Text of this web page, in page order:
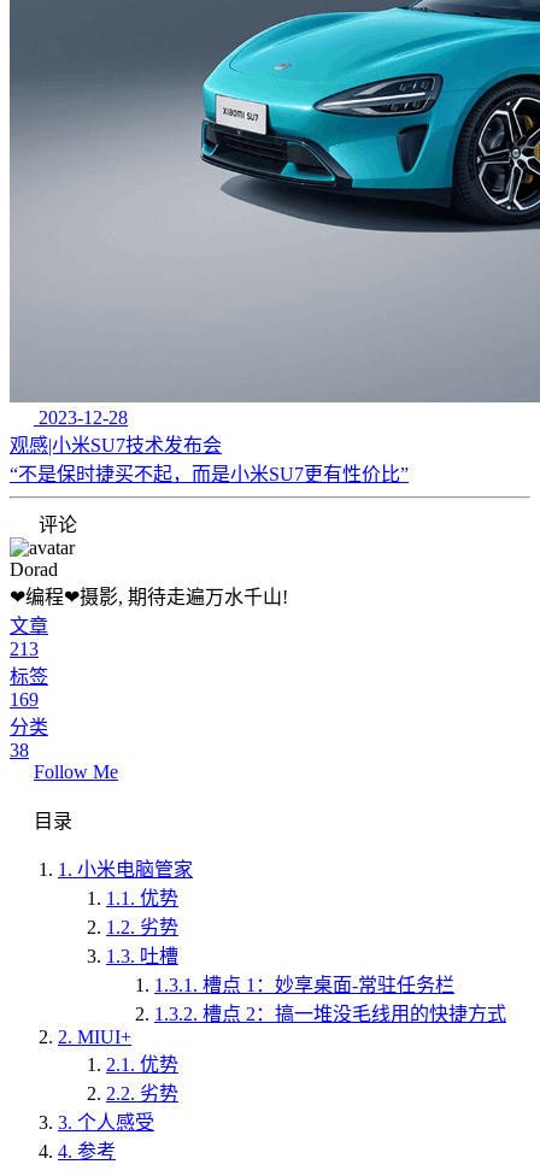
2023-12-28
观感|小米SU7技术发布会
“不是保时捷买不起，而是小米SU7更有性价比”
评论
Dorad
❤编程❤摄影, 期待走遍万水千山!
文章
213
标签
169
分类
38
Follow Me
目录
1. 小米电脑管家
1.1. 优势
1.2. 劣势
1.3. 吐槽
1.3.1. 槽点 1：妙享桌面-常驻任务栏
1.3.2. 槽点 2：搞一堆没毛线用的快捷方式
2. MIUI+
2.1. 优势
2.2. 劣势
3. 个人感受
4. 参考